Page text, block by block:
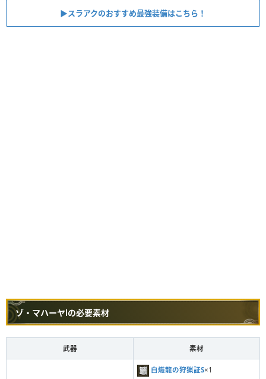
▶︎スラアクのおすすめ最強装備はこちら！
ゾ・マハーヤⅠの必要素材
武器 素材
白熾龍の狩猟証S×1